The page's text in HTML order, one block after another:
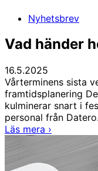
Nyhetsbrev
Vad händer
16.5.2025
Vårterminens sista
framtidsplanering
kulminerar snart i
personal från
Läs mera Vad
oss?
›